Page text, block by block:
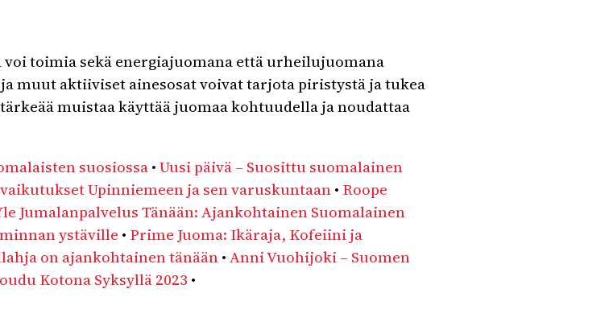
toimia sekä energiajuomana että urheilujuomana
muut aktiiviset ainesosat voivat tarjota piristystä ja tukea
muistaa käyttää juomaa kohtuudella ja noudattaa
suosiossa•Uusi päivä – Suosittu suomalainen
Upinniemeen ja sen varuskuntaan• Roope
Jumalanpalvelus Tänään: Ajankohtainen Suomalainen
ystäville • Prime Juoma: Ikäraja, Kofeiini ja
on ajankohtainen tänään•Anni Vuohijoki – Suomen
Kotona Syksyllä 2023 •